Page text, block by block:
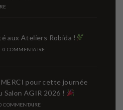
aux Ateliers Robida !
0 COMMENTAIRE
pour cette journée
Salon AGIR 2026 !
COMMENTAIRE